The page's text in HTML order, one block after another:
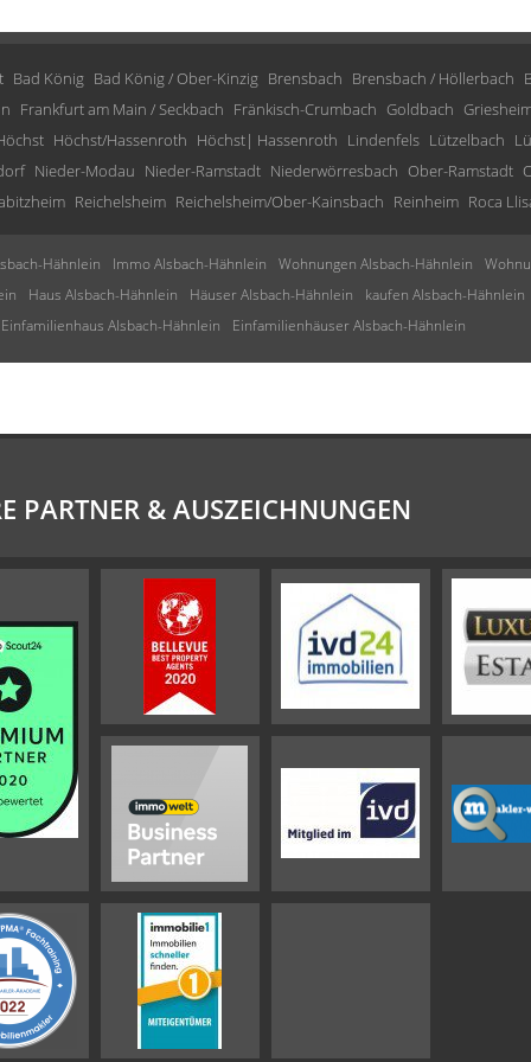
Bad König Bad König / Ober-Kinzig Brensbach Brensbach / Höllerbach
Frankfurt am Main / Seckbach Fränkisch-Crumbach Goldbach
Höchst/Hassenroth Höchst| Hassenroth Lindenfels Lützelbach
Nieder-Modau Nieder-Ramstadt Niederwörresbach Ober-Ramstadt
Reichelsheim Reichelsheim/Ober-Kainsbach Reinheim Roca
Hähnlein Immo Alsbach-Hähnlein Wohnungen Alsbach-Hähnlein
Haus Alsbach-Hähnlein Häuser Alsbach-Hähnlein
kaufen Alsbach-Hähnlein
Einfamilienhaus Alsbach-Hähnlein
Einfamilienhäuser Alsbach-Hähnlein
PARTNER & AUSZEICHNUNGEN